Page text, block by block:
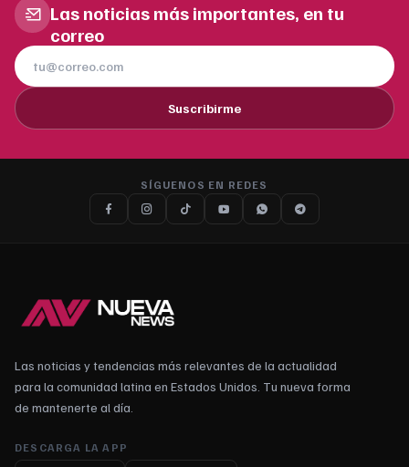
Las noticias más importantes, en tu
correo
Suscribirme
SÍGUENOS EN REDES
Las noticias y tendencias más relevantes de la actualidad
para la comunidad latina en Estados Unidos. Tu nueva forma
de mantenerte al día.
DESCARGA LA APP